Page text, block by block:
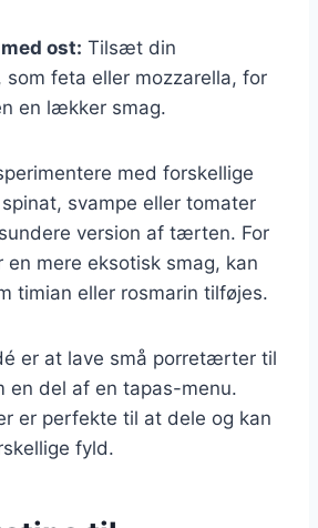
ost: Tilsæt din
som feta eller mozzarella, for
en lækker smag.
med forskellige
svampe eller tomater
version af tærten. For
en mere eksotisk smag, kan
timian eller rosmarin tilføjes.
er at lave små porretærter til
en del af en tapas-menu.
er perfekte til at dele og kan
fyld.